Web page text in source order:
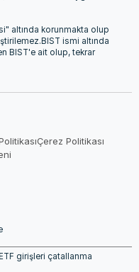
altında korunmakta olup
ismi altında
BIST'e ait olup, tekrar
Çerez Politikası
girişleri çatallanma